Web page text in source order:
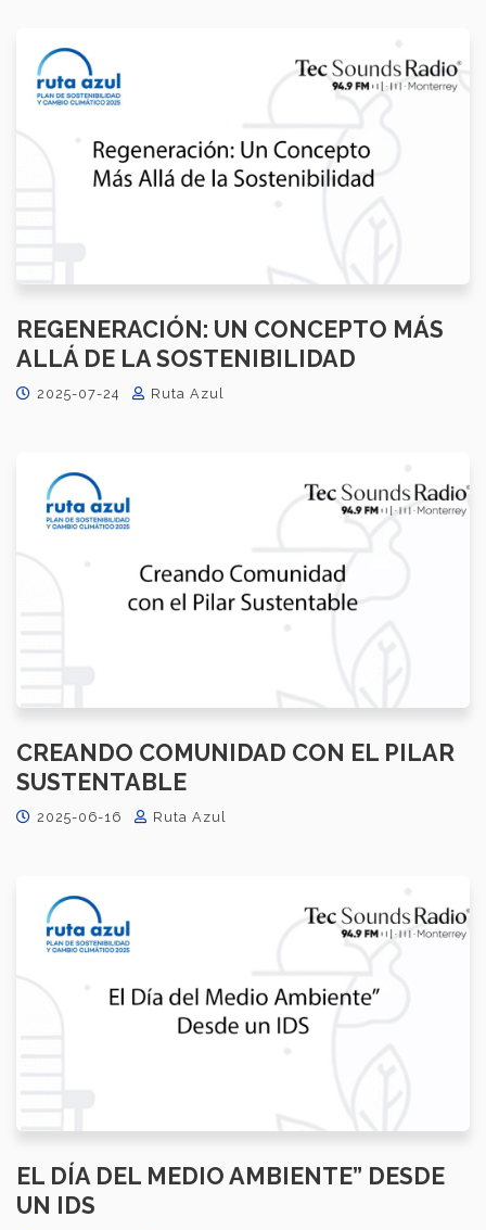
REGENERACIÓN: UN CONCEPTO MÁS
ALLÁ DE LA SOSTENIBILIDAD
2025-07-24 Ruta Azul
CREANDO COMUNIDAD CON EL PILAR
SUSTENTABLE
2025-06-16 Ruta Azul
EL DÍA DEL MEDIO AMBIENTE” DESDE
UN IDS